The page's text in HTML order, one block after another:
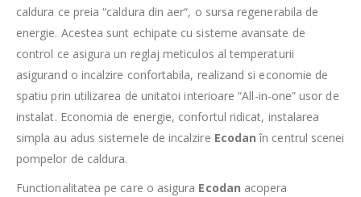
caldura ce preia “caldura din aer“, o sursa regenerabila de
energie. Acestea sunt echipate cu sisteme avansate de
control ce asigura un reglaj meticulos al temperaturii
asigurand o incalzire confortabila, realizand si economie de
spatiu prin utilizarea de unitatoi interioare “All-in-one” usor de
instalat. Economia de energie, confortul ridicat, instalarea
simpla au adus sistemele de incalzire Ecodan în centrul scenei
pompelor de caldura.
Functionalitatea pe care o asigura Ecodan acopera